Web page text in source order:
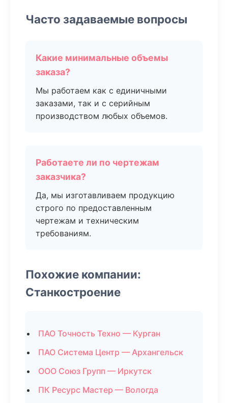
Часто задаваемые вопросы
Какие минимальные объемы
заказа?
Мы работаем как с единичными
заказами, так и с серийным
производством любых объемов.
Работаете ли по чертежам
заказчика?
Да, мы изготавливаем продукцию
строго по предоставленным
чертежам и техническим
требованиям.
Похожие компании:
Станкостроение
ПАО Точность Техно — Курган
ПАО Система Центр — Архангельск
ООО Союз Групп — Иркутск
ПК Ресурс Мастер — Вологда